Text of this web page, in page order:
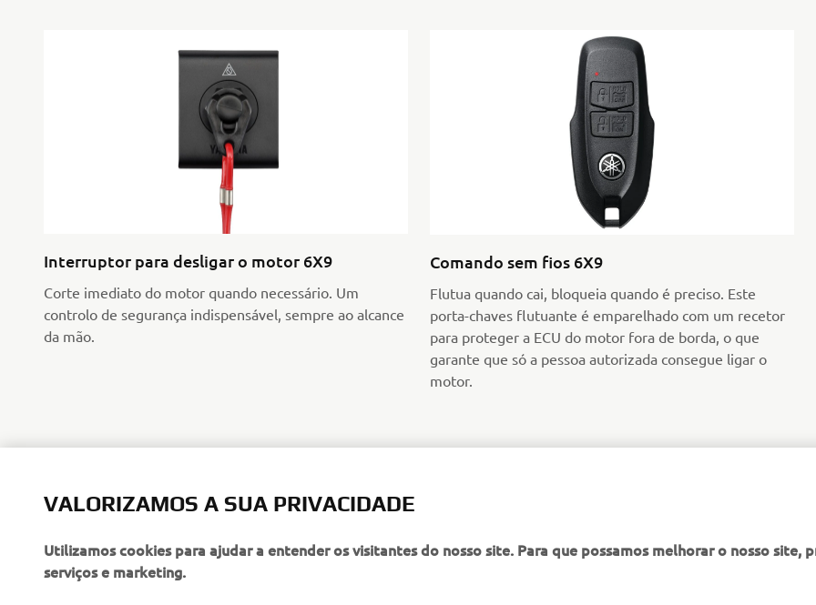
Interruptor para desligar o motor 6X9
Corte imediato do motor quando necessário. Um
controlo de segurança indispensável, sempre ao alcance
da mão.
Comando sem fios 6X9
Flutua quando cai, bloqueia quando é preciso. Este
porta-chaves flutuante é emparelhado com um recetor
para proteger a ECU do motor fora de borda, o que
garante que só a pessoa autorizada consegue ligar o
motor.
VALORIZAMOS A SUA PRIVACIDADE
Utilizamos cookies para ajudar a entender os visitantes do nosso site. Para que possamos melhorar o nosso site,
serviços e marketing.